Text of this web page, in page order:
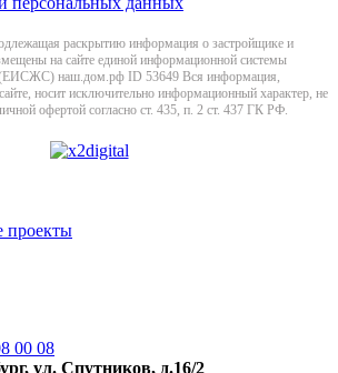
раскрытию информация о застройщике и
на сайте единой информационной системы
(ЕИСЖС) наш.дом.рф ID 53649 Вся информация,
носит исключительно информационный характер, не
офертой согласно ст. 435, п. 2 ст. 437 ГК РФ.
проекты
00 08
ул. Спутников, д.16/2